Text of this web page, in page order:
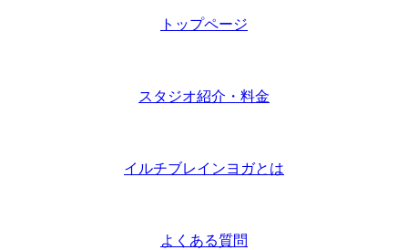
トップページ
スタジオ紹介・料金
イルチブレインヨガとは
よくある質問